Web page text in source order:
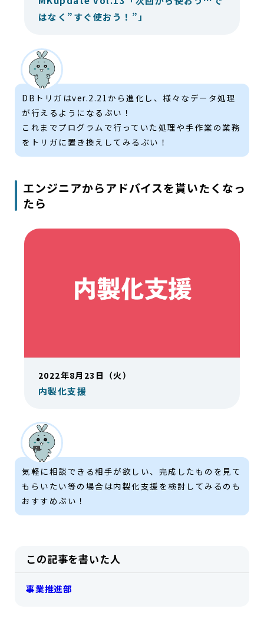
はなく”すぐ使おう！”」
DBトリガはver.2.21から進化し、様々なデータ処理
が行えるようになるぶい！
これまでプログラムで行っていた処理や手作業の業務
をトリガに置き換えしてみるぶい！
エンジニアからアドバイスを貰いたくなっ
たら
2022年8月23日（火）
内製化支援
気軽に相談できる相手が欲しい、完成したものを見て
もらいたい等の場合は内製化支援を検討してみるのも
おすすめぶい！
この記事を書いた人
事業推進部